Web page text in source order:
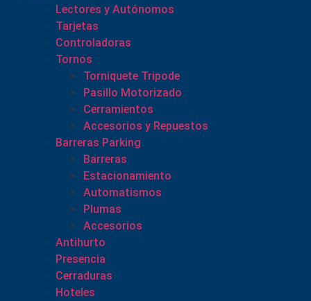
Lectores y Autónomos
Tarjetas
Controladoras
Tornos
Torniquete Tripode
Pasillo Motorizado
Cerramientos
Accesorios y Repuestos
Barreras Parking
Barreras
Estacionamiento
Automatismos
Plumas
Accesorios
Antihurto
Presencia
Cerraduras
Hoteles